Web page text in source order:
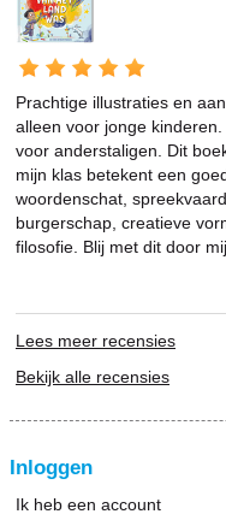
Prachtige illustraties en
alleen voor jonge
voor anderstaligen. Dit
mijn klas betekent een
woordenschat,
burgerschap, creatieve
filosofie. Blij met dit door
Lees meer recensies
Bekijk alle recensies
Inloggen
Ik heb een account